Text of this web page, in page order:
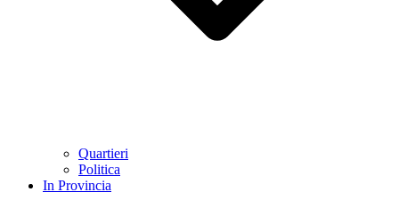
Quartieri
Politica
In Provincia